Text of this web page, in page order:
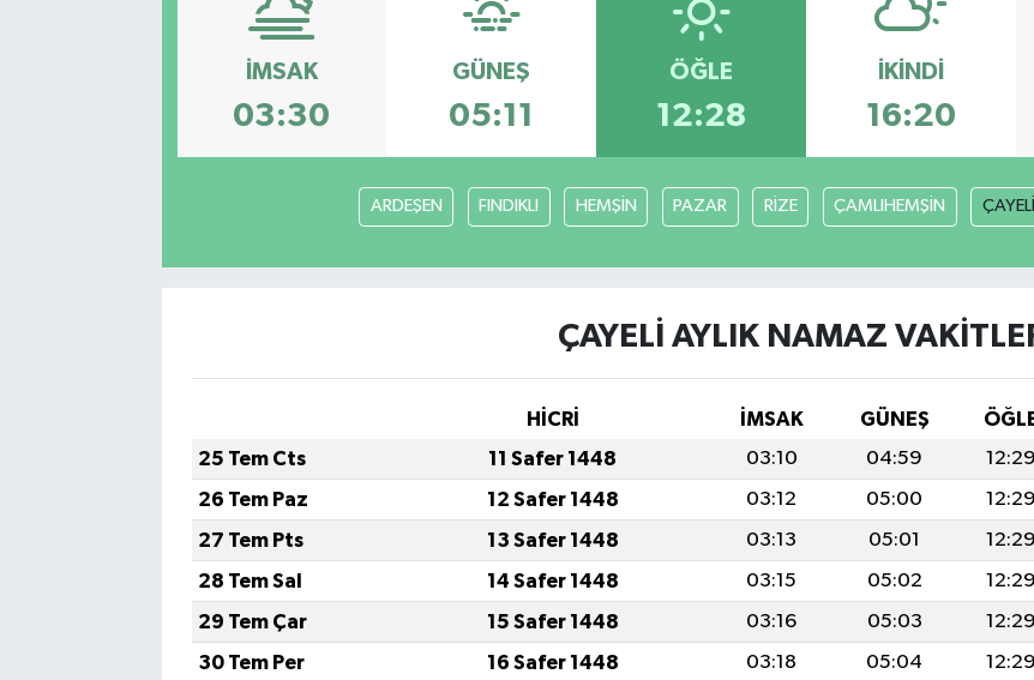
İMSAK
03:30
GÜNEŞ
05:11
ÖĞLE
12:28
İKINDI
16:20
ARDEŞEN FINDIKLI HEMŞİN PAZAR RİZE ÇAMLIHEMŞİN ÇAYELİ
ÇAYELİ AYLIK NAMAZ
HİCRİ İMSAK GÜNEŞ
25 Tem Cts
11 Safer 1448 03:10 04:59 12:29
26 Tem Paz
12 Safer 1448 03:12 05:00 12:29
27 Tem Pts
13 Safer 1448 03:13 05:01 12:29
28 Tem Sal
14 Safer 1448 03:15 05:02 12:29
29 Tem Çar
15 Safer 1448 03:16 05:03 12:29
30 Tem Per
16 Safer 1448 03:18 05:04 12:29